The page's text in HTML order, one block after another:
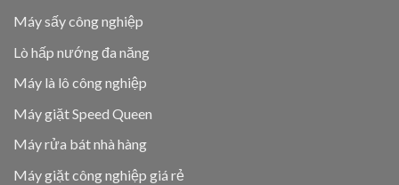
Máy sấy công nghiệp
Lò hấp nướng đa năng
Máy là lô công nghiệp
Máy giặt Speed Queen
Máy rửa bát nhà hàng
Máy giặt công nghiệp giá rẻ